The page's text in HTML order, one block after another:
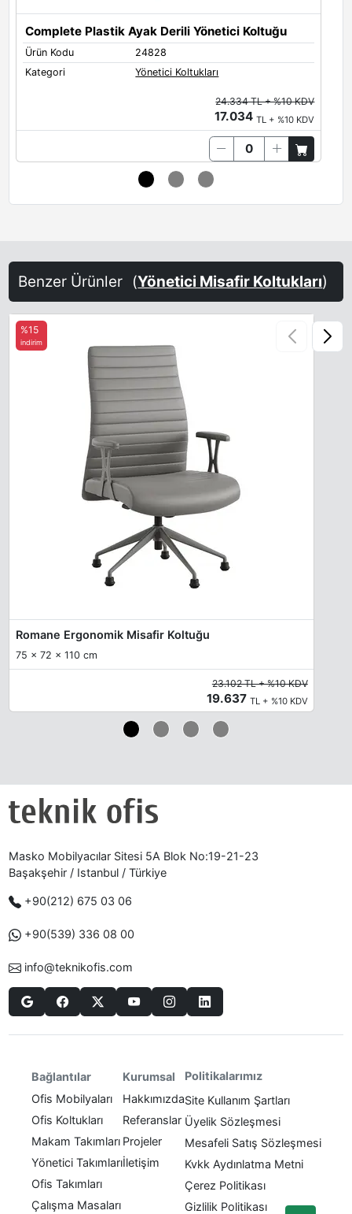
Complete Plastik Ayak Derili Yönetici Koltuğu
Ürün Kodu
24828
Kategori
Yönetici Koltukları
24.334 TL + %10 KDV
17.034TL + %10 KDV
Benzer Ürünler (Yönetici Misafir Koltukları)
Romane Ergonomik Misafir Koltuğu
75 x 72 x 110 cm
%15
indirim
23.102 TL + %10 KDV
19.637 TL + %10 KDV
Masko Mobilyacılar Sitesi 5A Blok No:19-21-23
Başakşehir / Istanbul / Türkiye
+90(212) 675 03 06
+90(539) 336 08 00
info@teknikofis.com
Bağlantılar
Ofis Mobilyaları
Ofis Koltukları
Makam Takımları
Yönetici Takımları
Ofis Takımları
Çalışma Masaları
Kurumsal
Hakkımızda
Referanslar
Projeler
İletişim
Politikalarımız
Site Kullanım Şartları
Üyelik Sözleşmesi
Mesafeli Satış Sözleşmesi
Kvkk Aydınlatma Metni
Çerez Politikası
Gizlilik Politikası